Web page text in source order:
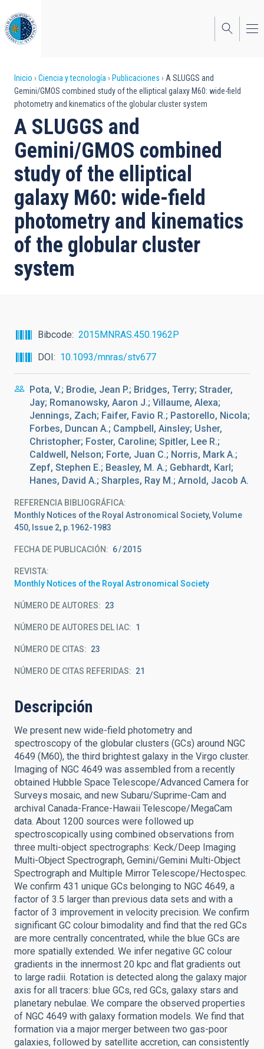
al
contenido
principal
Sobrescribir
enlaces
de
ayuda
a
la
navegación
Inicio Ciencia y tecnología Publicaciones
A SLUGGS and
Gemini/GMOS combined study of the elliptical galaxy M60: wide-field
photometry and kinematics of the globular cluster system
A SLUGGS and
Gemini/GMOS combined
study of the elliptical
galaxy M60: wide-field
photometry and kinematics
of the globular cluster
system
Bibcode
2015MNRAS.450.1962P
DOI
10.1093/mnras/stv677
Pota, V.; Brodie, Jean P.; Bridges, Terry; Strader,
Jay; Romanowsky, Aaron J.; Villaume, Alexa;
Jennings, Zach; Faifer, Favio R.; Pastorello, Nicola;
Forbes, Duncan A.; Campbell, Ainsley; Usher,
Christopher; Foster, Caroline; Spitler, Lee R.;
Caldwell, Nelson; Forte, Juan C.; Norris, Mark A.;
Zepf, Stephen E.; Beasley, M. A.; Gebhardt, Karl;
Hanes, David A.; Sharples, Ray M.; Arnold, Jacob A.
REFERENCIA BIBLIOGRÁFICA
Monthly Notices of the Royal Astronomical Society, Volume
450, Issue 2, p.1962-1983
FECHA DE PUBLICACIÓN: 6 2015
REVISTA
Monthly Notices of the Royal Astronomical Society
NÚMERO DE AUTORES 23
NÚMERO DE AUTORES DEL IAC 1
NÚMERO DE CITAS 23
NÚMERO DE CITAS REFERIDAS 21
Descripción
We present new wide-field photometry and
spectroscopy of the globular clusters (GCs) around NGC
4649 (M60), the third brightest galaxy in the Virgo cluster.
Imaging of NGC 4649 was assembled from a recently
obtained Hubble Space Telescope/Advanced Camera for
Surveys mosaic, and new Subaru/Suprime-Cam and
archival Canada-France-Hawaii Telescope/MegaCam
data. About 1200 sources were followed up
spectroscopically using combined observations from
three multi-object spectrographs: Keck/Deep Imaging
Multi-Object Spectrograph, Gemini/Gemini Multi-Object
Spectrograph and Multiple Mirror Telescope/Hectospec.
We confirm 431 unique GCs belonging to NGC 4649, a
factor of 3.5 larger than previous data sets and with a
factor of 3 improvement in velocity precision. We confirm
significant GC colour bimodality and find that the red GCs
are more centrally concentrated, while the blue GCs are
more spatially extended. We infer negative GC colour
gradients in the innermost 20 kpc and flat gradients out
to large radii. Rotation is detected along the galaxy major
axis for all tracers: blue GCs, red GCs, galaxy stars and
planetary nebulae. We compare the observed properties
of NGC 4649 with galaxy formation models. We find that
formation via a major merger between two gas-poor
galaxies, followed by satellite accretion, can consistently